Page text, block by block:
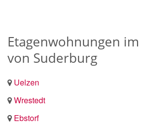
Etagenwohnungen
von Suderburg
Uelzen
Wrestedt
Ebstorf